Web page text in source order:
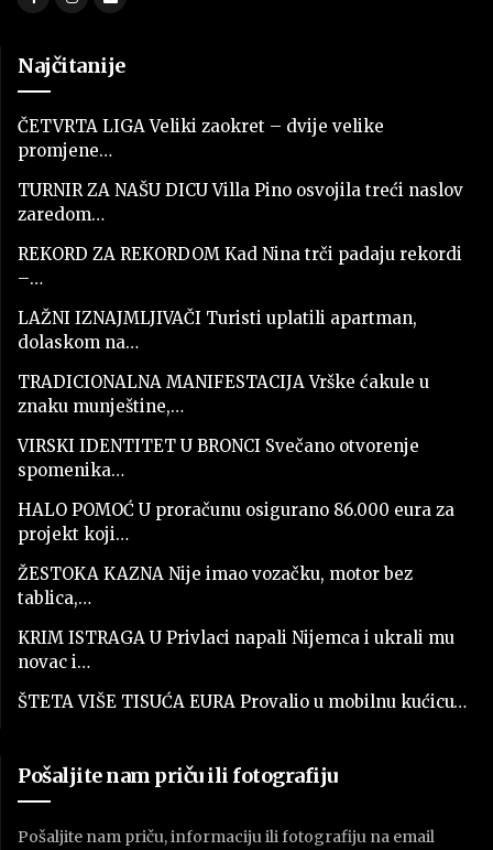
Najčitanije
ČETVRTA LIGA Veliki zaokret – dvije velike
promjene…
TURNIR ZA NAŠU DICU Villa Pino osvojila treći naslov
zaredom…
REKORD ZA REKORDOM Kad Nina trči padaju rekordi
–…
LAŽNI IZNAJMLJIVAČI Turisti uplatili apartman,
dolaskom na…
TRADICIONALNA MANIFESTACIJA Vrške ćakule u
znaku munještine,…
VIRSKI IDENTITET U BRONCI Svečano otvorenje
spomenika…
HALO POMOĆ U proračunu osigurano 86.000 eura za
projekt koji…
ŽESTOKA KAZNA Nije imao vozačku, motor bez
tablica,…
KRIM ISTRAGA U Privlaci napali Nijemca i ukrali mu
novac i…
ŠTETA VIŠE TISUĆA EURA Provalio u mobilnu kućicu…
Pošaljite nam priču ili fotografiju
Pošaljite nam priču, informaciju ili fotografiju na email